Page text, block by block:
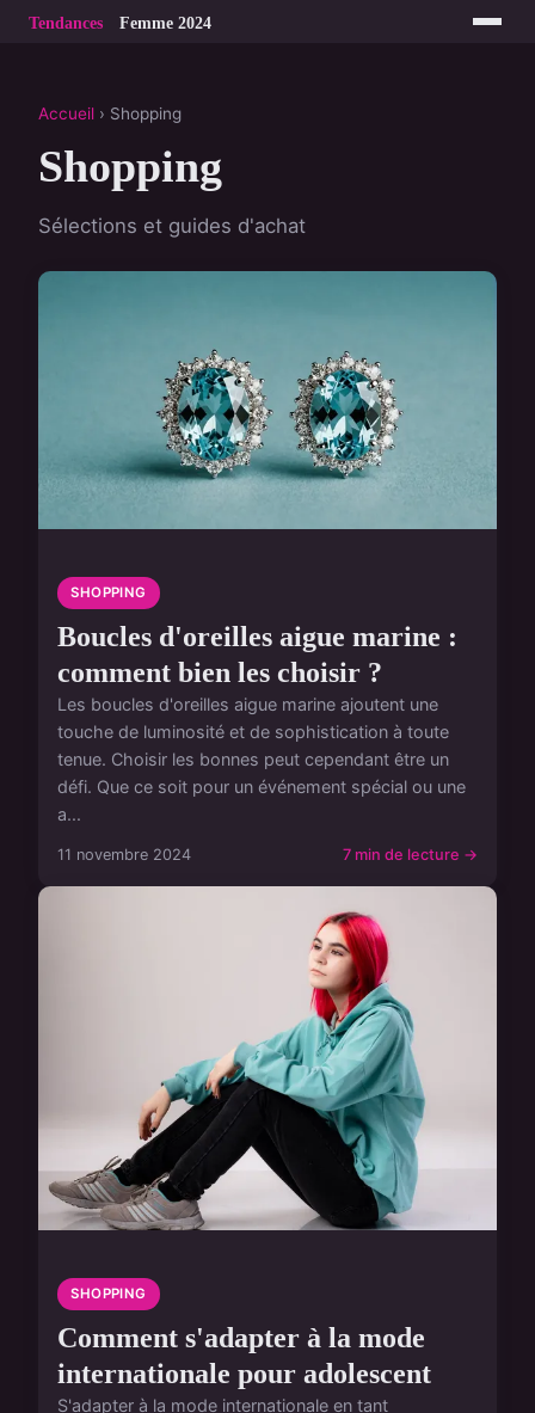
Accueil › Shopping
Shopping
Sélections et guides d'achat
SHOPPING
Boucles d'oreilles aigue marine :
comment bien les choisir ?
Les boucles d'oreilles aigue marine ajoutent une
touche de luminosité et de sophistication à toute
tenue. Choisir les bonnes peut cependant être un
défi. Que ce soit pour un événement spécial ou une
a...
11 novembre 2024 7 min de lecture →
SHOPPING
Comment s'adapter à la mode
internationale pour adolescent
S'adapter à la mode internationale en tant